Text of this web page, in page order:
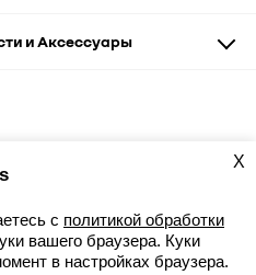
и Аксессуары
X
с политикой обработки
вашего браузера. Куки
в настройках браузера.